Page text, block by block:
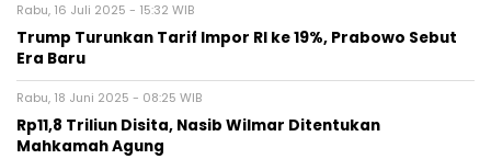
Rabu, 16 Juli 2025 - 15:32 WIB
Trump Turunkan Tarif Impor RI ke 19%, Prabowo Sebut
Era Baru
Rabu, 18 Juni 2025 - 08:25 WIB
Rp11,8 Triliun Disita, Nasib Wilmar Ditentukan
Mahkamah Agung